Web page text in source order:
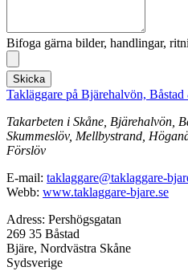
Bifoga gärna bilder, handlingar,
Skicka
Takläggare på Bjärehalvön,
Takarbeten i Skåne, Bjärehalvön,
Skummeslöv, Mellbystrand,
Förslöv
E-mail: taklaggare@taklaggare-
Webb: www.taklaggare-bjare.se
Adress: Pershögsgatan
269 35 Båstad
Bjäre, Nordvästra Skåne
Sydsverige